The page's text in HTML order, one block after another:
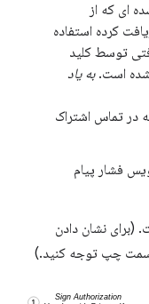
کرده استفاده
توسط کلید
است.به یاد
در تماس اشتراک
فشار پیام
(برای نشان دادن
سمت چپ توجه کنید.)